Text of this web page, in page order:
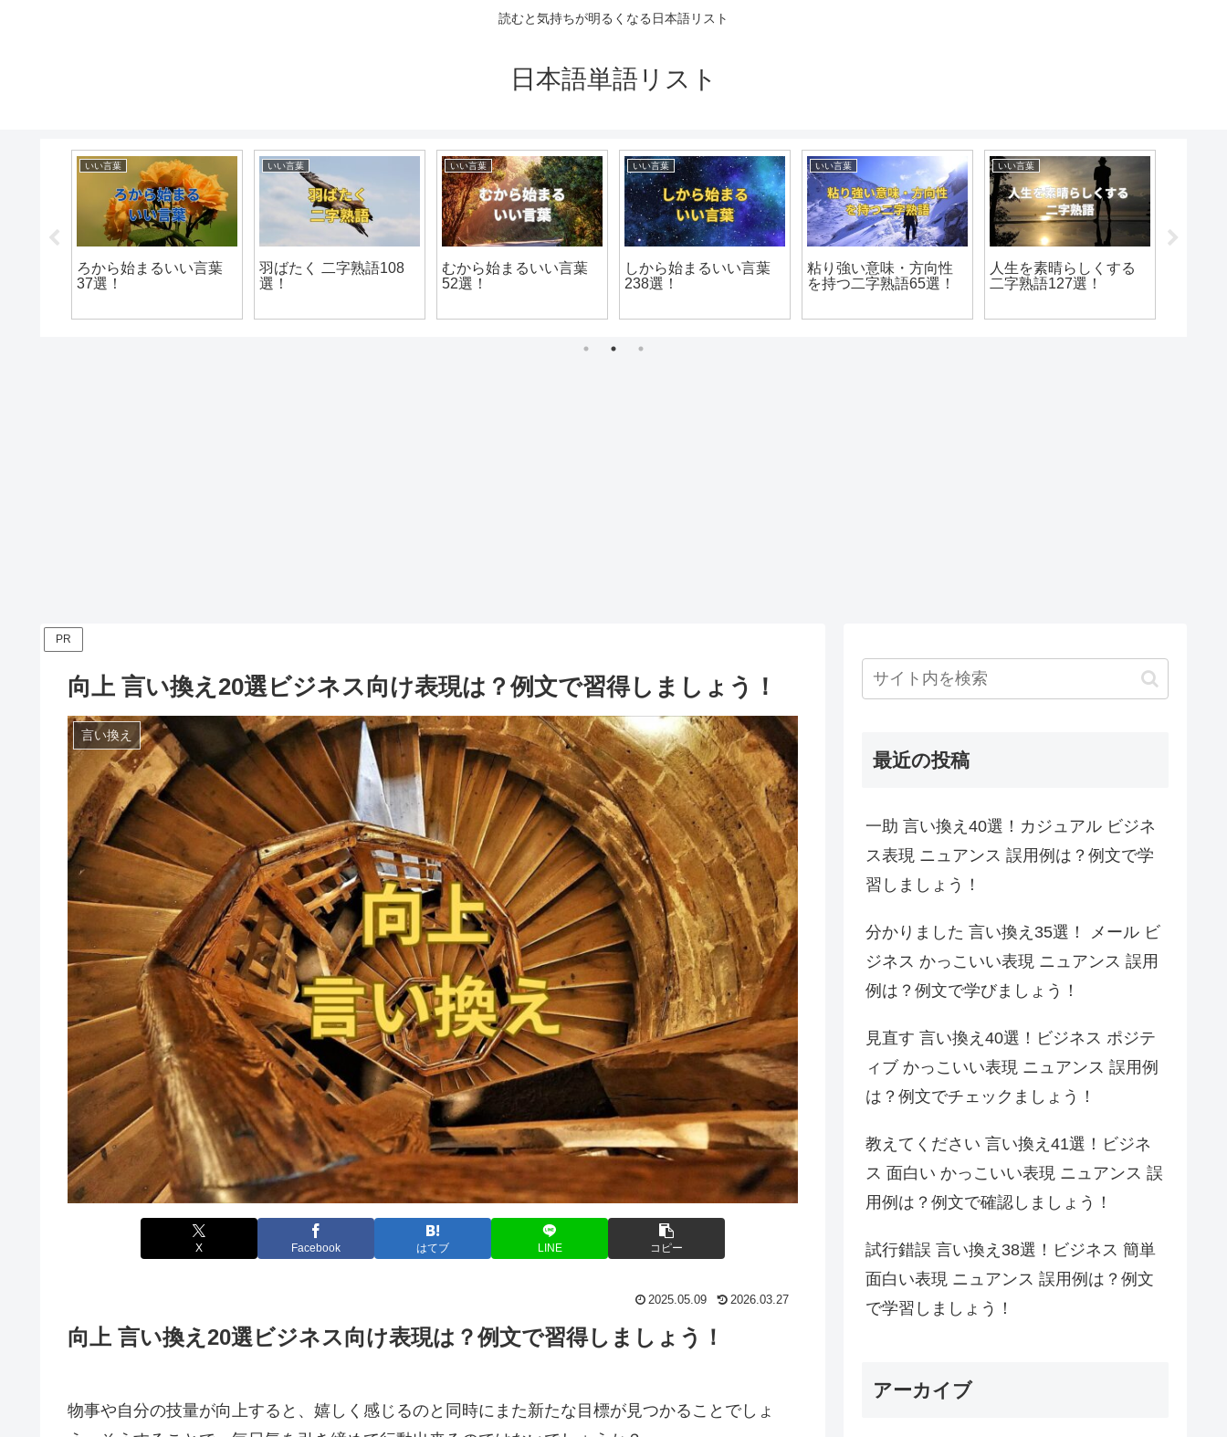
読むと気持ちが明るくなる日本語リスト
日本語単語リスト
いい言葉
ろから始まるいい言葉
37選！
いい言葉
羽ばたく 二字熟語108
選！
いい言葉
むから始まるいい言葉
52選！
いい言葉
しから始まるいい言葉
238選！
いい言葉
粘り強い意味・方向性
を持つ二字熟語65選！
いい言葉
人生を素晴らしくする
二字熟語127選！
PR
向上 言い換え20選ビジネス向け表現は？例文で習得しましょう！
言い換え
X Facebook はてブ LINE コピー
2025.05.09 2026.03.27
向上 言い換え20選ビジネス向け表現は？例文で習得しましょう！
物事や自分の技量が向上すると、嬉しく感じるのと同時にまた新たな目標が見つかることでしょ
最近の投稿
一助 言い換え40選！カジュアル ビジネ
ス表現 ニュアンス 誤用例は？例文で学
習しましょう！
分かりました 言い換え35選！ メール ビ
ジネス かっこいい表現 ニュアンス 誤用
例は？例文で学びましょう！
見直す 言い換え40選！ビジネス ポジテ
ィブ かっこいい表現 ニュアンス 誤用例
は？例文でチェックましょう！
教えてください 言い換え41選！ビジネ
ス 面白い かっこいい表現 ニュアンス 誤
用例は？例文で確認しましょう！
試行錯誤 言い換え38選！ビジネス 簡単
面白い表現 ニュアンス 誤用例は？例文
で学習しましょう！
アーカイブ